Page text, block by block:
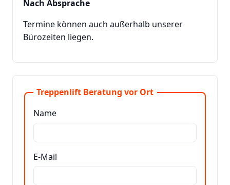
Nach Absprache
Termine können auch außerhalb unserer
Bürozeiten liegen.
Treppenlift Beratung vor Ort
Name
E-Mail